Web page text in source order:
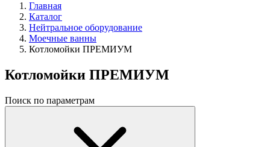
Главная
Каталог
Нейтральное оборудование
Моечные ванны
Котломойки ПРЕМИУМ
Котломойки ПРЕМИУМ
Поиск по параметрам